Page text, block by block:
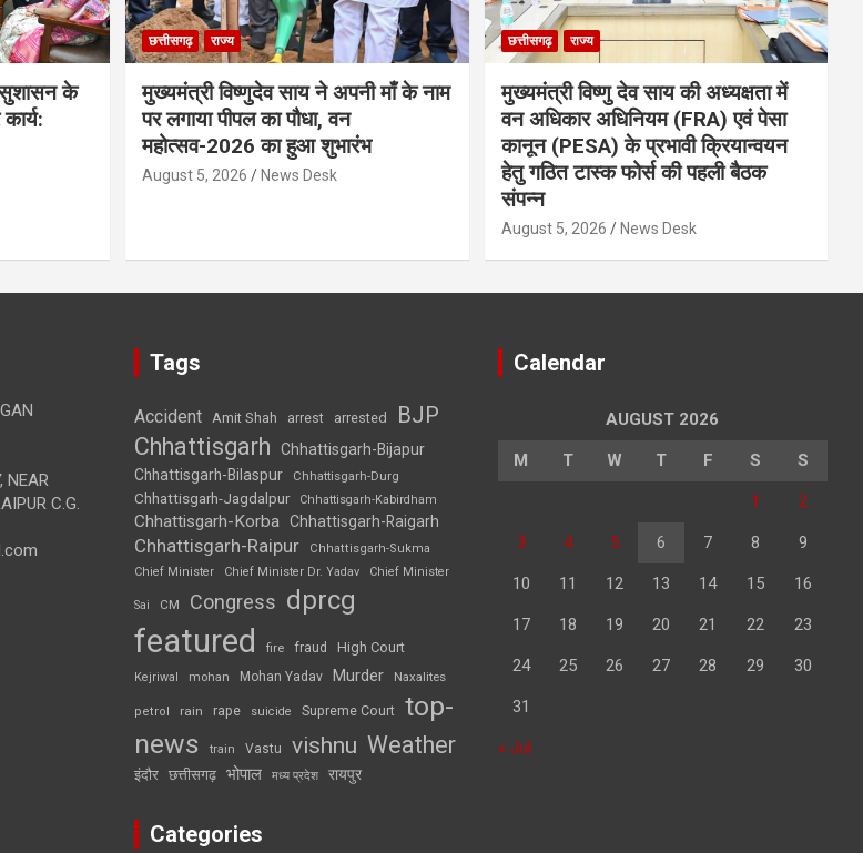
सुशासन के
छत्तीसगढ़ राज्य
मुख्यमंत्री विष्णुदेव साय ने अपनी माँ के नाम
पर लगाया पीपल का पौधा, वन
महोत्सव-2026 का हुआ शुभारंभ
August 5, 2026 News Desk
छत्तीसगढ़ राज्य
मुख्यमंत्री विष्णु देव साय की अध्यक्षता में
वन अधिकार अधिनियम (FRA) एवं पेसा
कानून (PESA) के प्रभावी क्रियान्वयन
हेतु गठित टास्क फोर्स की पहली बैठक
संपन्न
August 5, 2026 News Desk
NEAR
C.G.
Tags
Accident Amit Shah arrest arrested BJP
Chhattisgarh
Chhattisgarh-Bijapur
Chhattisgarh-Bilaspur
Chhattisgarh-Durg
Chhattisgarh-Jagdalpur Chhattisgarh-Kabirdham
Chhattisgarh-Korba Chhattisgarh-Raigarh
Chhattisgarh-Raipur
Chhattisgarh-Sukma
Chief Minister
Chief Minister Dr. Yadav Chief Minister
Sai CM Congress dprcg
featured fire fraud High Court
Kejriwal mohan Mohan Yadav Murder Naxalites
petrol rain rape suicide Supreme Court top-
news
train Vastu vishnu Weather
इंदौर छत्तीसगढ़ भोपाल मध्य प्रदेश रायपुर
Categories
Calendar
AUGUST 2026
M T W T F S S
1 2
3 4 5 6 7 8 9
10 11 12 13 14 15 16
17 18 19 20 21 22 23
24 25 26 27 28 29 30
31
« Jul